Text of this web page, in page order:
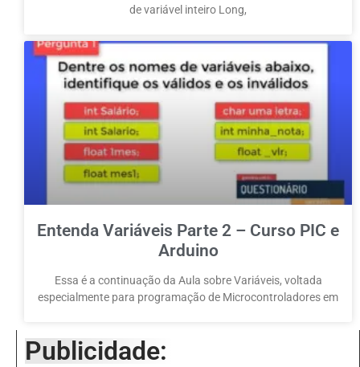
de variável inteiro Long,
Entenda Variáveis Parte 2 – Curso PIC e
Arduino
Essa é a continuação da Aula sobre Variáveis, voltada
especialmente para programação de Microcontroladores em
Publicidade: